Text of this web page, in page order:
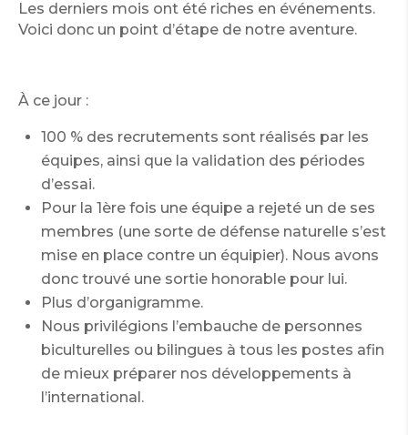
Les derniers mois ont été riches en événements.
Voici donc un point d’étape de notre aventure.
À ce jour :
100 % des recrutements sont réalisés par les
équipes, ainsi que la validation des périodes
d’essai.
Pour la 1ère fois une équipe a rejeté un de ses
membres (une sorte de défense naturelle s’est
mise en place contre un équipier). Nous avons
donc trouvé une sortie honorable pour lui.
Plus d’organigramme.
Nous privilégions l’embauche de personnes
biculturelles ou bilingues à tous les postes afin
de mieux préparer nos développements à
l’international.